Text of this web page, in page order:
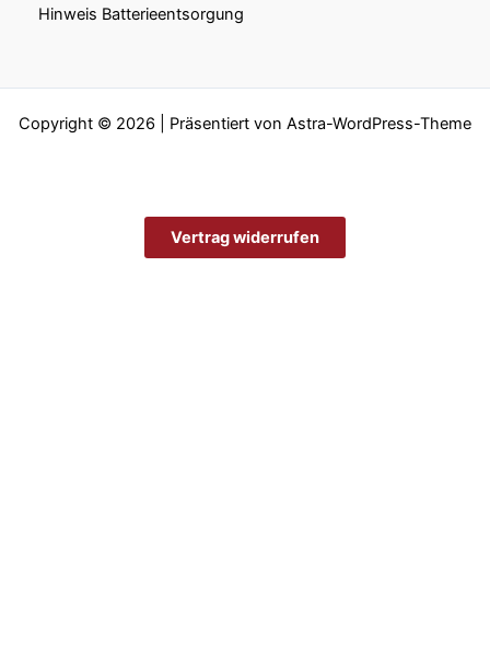
Hinweis Batterieentsorgung
Copyright © 2026 | Präsentiert von Astra-WordPress-Theme
Vertrag widerrufen